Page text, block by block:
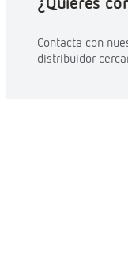
¿Quieres
Contacta con
distribuidor